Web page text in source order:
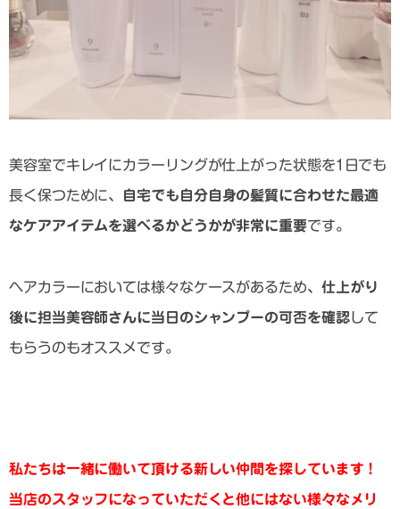
美容室でキレイにカラーリングが仕上がった状態を1日でも
長く保つために、 自宅でも自分自身の髪質に合わせた最適
なケアアイテムを選べるかどうかが非常に重要です。
ヘアカラーにおいては様々なケースがあるため、 仕上がり
後に担当美容師さんに当日のシャンプーの可否を確認して
もらうのもオススメです。
私たちは一緒に働いて頂ける新しい仲間を探しています！
当店のスタッフになっていただくと他にはない様々なメリ